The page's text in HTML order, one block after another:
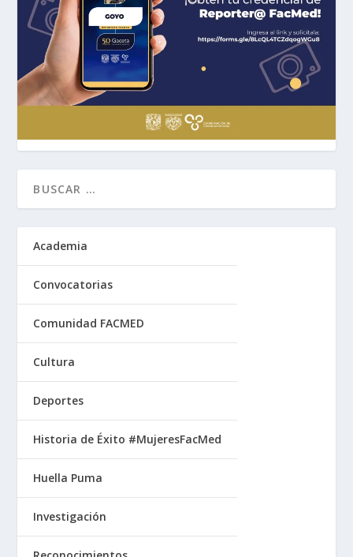
Academia
Convocatorias
Comunidad FACMED
Cultura
Deportes
Historia de Éxito #MujeresFacMed
Huella Puma
Investigación